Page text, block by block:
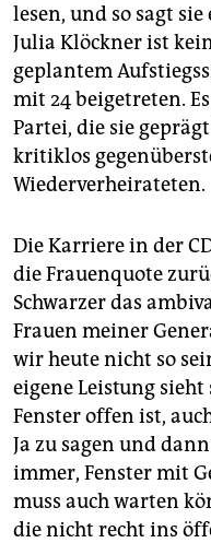
lesen, und so sagt
Julia Klöckner ist
geplantem
mit 24 beigetreten.
Partei, die sie
kritiklos
Wiederverheirateten.
Die Karriere in der
die Frauenquote
Schwarzer das
Frauen meiner
wir heute nicht so
eigene Leistung
Fenster offen ist,
Ja zu sagen und
immer, Fenster mit
muss auch warten
die nicht recht ins